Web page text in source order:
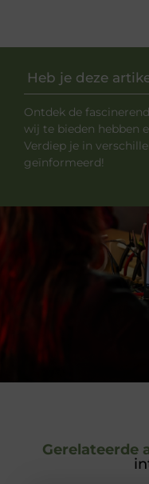
Heb je deze
Ontdek de
wij te bieden hebben
Verdiep je in
geïnformeerd!
Gerelateerde